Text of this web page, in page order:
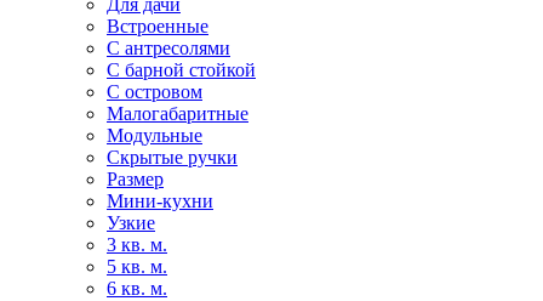
Для дачи
Встроенные
С антресолями
С барной стойкой
С островом
Малогабаритные
Модульные
Скрытые ручки
Размер
Мини-кухни
Узкие
3 кв. м.
5 кв. м.
6 кв. м.